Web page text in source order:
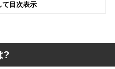
て目次表示
?